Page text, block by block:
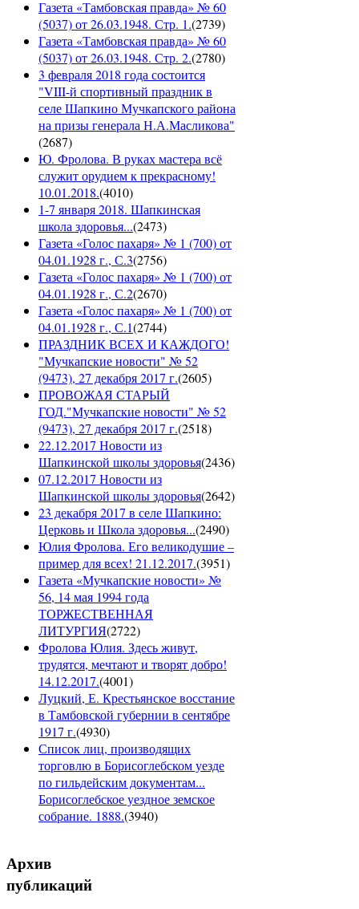
Газета «Тамбовская правда» № 60
(5037) от 26.03.1948. Стр. 1.(2739)
Газета «Тамбовская правда» № 60
(5037) от 26.03.1948. Стр. 2.(2780)
3 февраля 2018 года состоится
"VIII-й спортивный праздник в
селе Шапкино Мучкапского района
на призы генерала Н.А.Масликова"
(2687)
Ю. Фролова. В руках мастера всё
служит орудием к прекрасному!
10.01.2018.(4010)
1-7 января 2018. Шапкинская
школа здоровья...(2473)
Газета «Голос пахаря» № 1 (700) от
04.01.1928 г., С.3(2756)
Газета «Голос пахаря» № 1 (700) от
04.01.1928 г., С.2(2670)
Газета «Голос пахаря» № 1 (700) от
04.01.1928 г., С.1(2744)
ПРАЗДНИК ВСЕХ И КАЖДОГО!
"Мучкапские новости" № 52
(9473), 27 декабря 2017 г.(2605)
ПРОВОЖАЯ СТАРЫЙ
ГОД."Мучкапские новости" № 52
(9473), 27 декабря 2017 г.(2518)
22.12.2017 Новости из
Шапкинской школы здоровья(2436)
07.12.2017 Новости из
Шапкинской школы здоровья(2642)
23 декабря 2017 в селе Шапкино:
Церковь и Школа здоровья...(2490)
Юлия Фролова. Его великодушие –
пример для всех! 21.12.2017.(3951)
Газета «Мучкапские новости» №
56, 14 мая 1994 года
ТОРЖЕСТВЕННАЯ
ЛИТУРГИЯ(2722)
Фролова Юлия. Здесь живут,
трудятся, мечтают и творят добро!
14.12.2017.(4001)
Луцкий, Е. Крестьянское восстание
в Тамбовской губернии в сентябре
1917 г.(4930)
Список лиц, производящих
торговлю в Борисоглебском уезде
по гильдейским документам...
Борисоглебское уездное земское
собрание. 1888.(3940)
Архив
публикаций